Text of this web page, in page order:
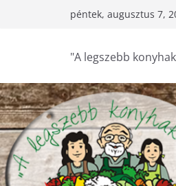
péntek, augusztus 7,
"A legszebb